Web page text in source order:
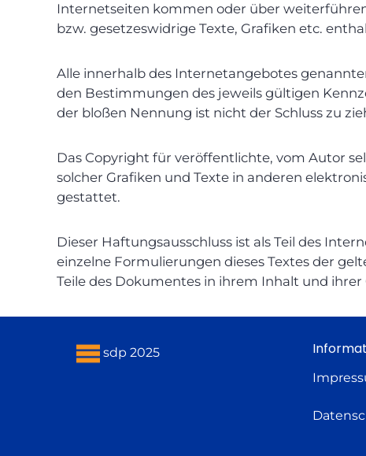
Internetseiten kommen oder über
bzw. gesetzeswidrige Texte, Grafiken etc.
Alle innerhalb des Internetangebotes
den Bestimmungen des jeweils gültigen
der bloßen Nennung ist nicht der Schluss zu
Das Copyright für veröffentlichte, vom Autor
solcher Grafiken und Texte in anderen
gestattet.
Dieser Haftungsausschluss ist als Teil des
einzelne Formulierungen dieses Textes der
Teile des Dokumentes in ihrem Inhalt und
sdp 2025